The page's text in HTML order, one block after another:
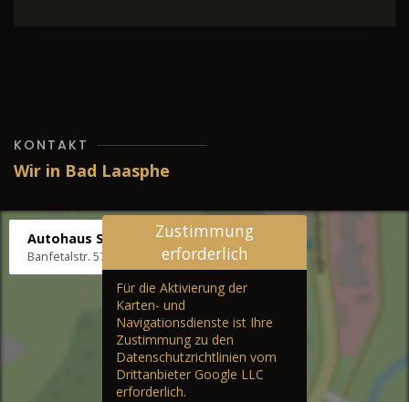
KONTAKT
Wir in Bad Laasphe
Autohaus Stenger
Banfetalstr. 57, 57334 Bad Laasphe
Zustimmung
erforderlich
Für die Aktivierung der
Karten- und
Navigationsdienste ist Ihre
Zustimmung zu den
Datenschutzrichtlinien vom
Drittanbieter Google LLC
erforderlich.